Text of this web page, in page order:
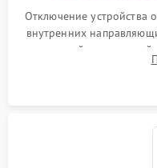
Отключение устройства
внутренних
задней или верхней
нагревательным